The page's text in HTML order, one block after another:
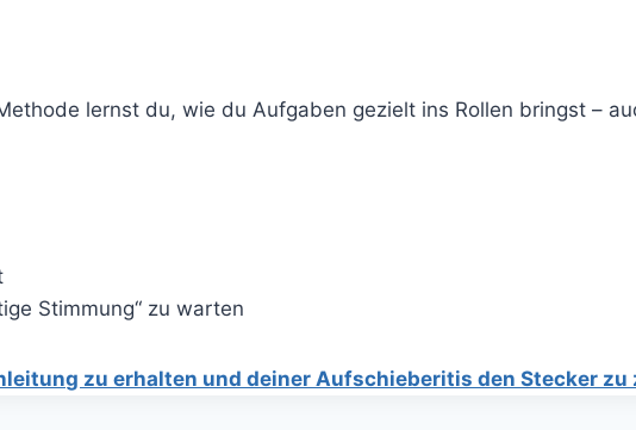
lernst du, wie du Aufgaben gezielt ins Rollen bringst –
Stimmung“ zu warten
zu erhalten und deiner Aufschieberitis den Stecker zu